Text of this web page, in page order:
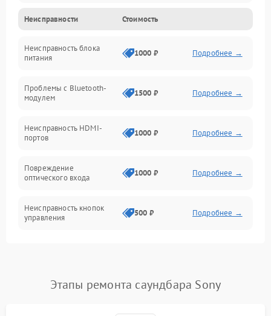
Интерфейсы
Связь
Программное обеспечение
Электроника/Акустика
Неисправности Стоимость
Неисправность блока
питания
1000 ₽ Подробнее →
Проблемы с Bluetooth-
модулем
1500 ₽ Подробнее →
Неисправность HDMI-
портов
1000 ₽ Подробнее →
Повреждение
оптического входа
1000 ₽ Подробнее →
Неисправность кнопок
управления
500 ₽ Подробнее →
Неисправность
2000 ₽ Подробнее →
Этапы ремонта саундбара Sony